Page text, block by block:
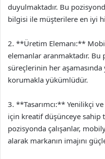
duyulmaktadır. Bu
bilgisi ile müşterilere en iyi
2. **Üretim Elemanı:**
elemanlar aranmaktadır. Bu
süreçlerinin her
korumakla yükümlüdür.
3. **Tasarımcı:** Yenilikçi
için kreatif düşünceye sahip
pozisyonda çalışanlar,
alarak markanın imajını